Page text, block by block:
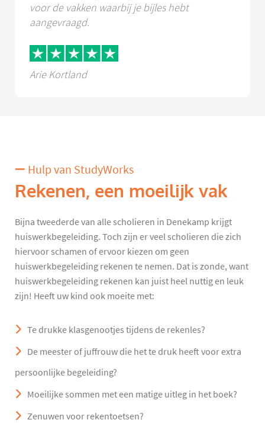
voor de vakken waarbij je bijles hebt
aangevraagd.
Arie Kortland
Hulp van StudyWorks
Rekenen, een moeilijk vak
Bijna tweederde van alle scholieren in Denekamp krijgt
huiswerkbegeleiding. Toch zijn er veel scholieren die zich
hiervoor schamen of ervoor kiezen om geen
huiswerkbegeleiding rekenen te nemen. Dat is zonde, want
huiswerkbegeleiding rekenen kan juist heel nuttig en leuk
zijn! Heeft uw kind ook moeite met:
Te drukke klasgenootjes tijdens de rekenles?
De meester of juffrouw die het te druk heeft voor extra
persoonlijke begeleiding?
Moeilijke sommen met een matige uitleg in het boek?
Zenuwen voor rekentoetsen?